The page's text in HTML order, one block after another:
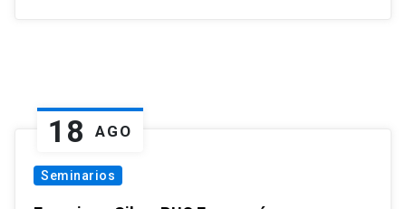
18 AGO
Seminarios